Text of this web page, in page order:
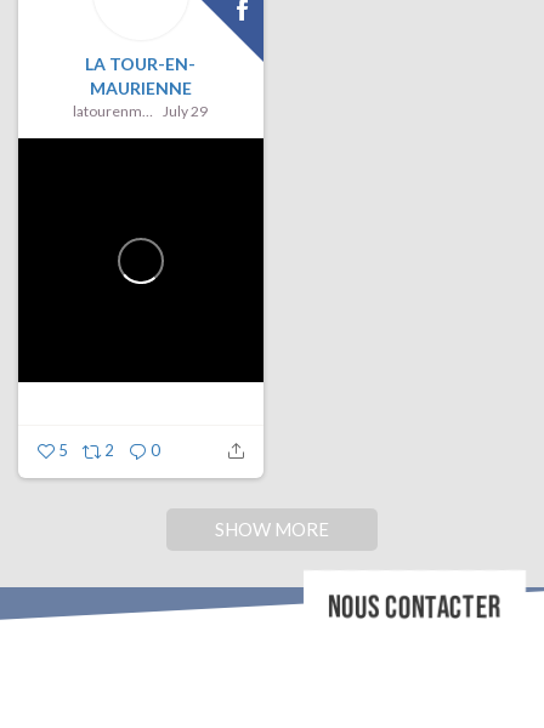
LA TOUR-EN-
MAURIENNE
latourenmaurienne July 29
5 2 0
SHOW MORE
NOUS CONTACTER